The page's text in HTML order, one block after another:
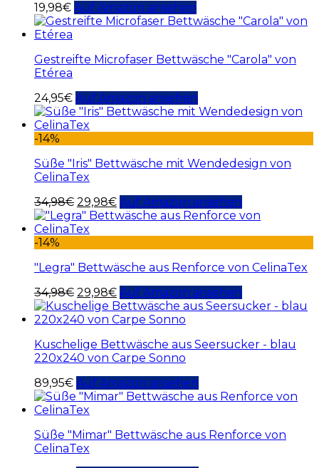
19,98€ Auf Amazon ansehen
Gestreifte Microfaser Bettwäsche "Carola" von
Etérea
24,95€ Auf Amazon ansehen
-14%
Süße "Iris" Bettwäsche mit Wendedesign von
CelinaTex
34,98€ 29,98€ Auf Amazon ansehen
-14%
"Legra" Bettwäsche aus Renforce von CelinaTex
34,98€ 29,98€ Auf Amazon ansehen
Kuschelige Bettwäsche aus Seersucker - blau
220x240 von Carpe Sonno
89,95€ Auf Amazon ansehen
Süße "Mimar" Bettwäsche aus Renforce von
CelinaTex